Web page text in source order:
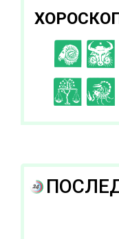
C D
I J